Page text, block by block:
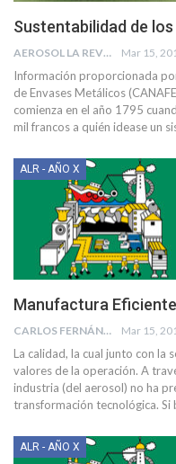
Sustentabilidad de
AEROSOL LA REVISTA Mar 15,
Información proporcionada
de Envases Metálicos
comienza en el año 1795
mil francos a quién idease un
ALR - AÑO X
Manufactura
CARLOS FERNÁNDEZ SUCHIL Mar 15,
La calidad, la cual junto con la
valores de la operación. A
industria (del aerosol) no ha
transformación tecnológica. Si
ALR - AÑO X